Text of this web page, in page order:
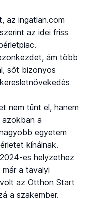
az ingatlan.com
az idei friss
ám több
sőt bizonyos
nem tűnt el, hanem
azokban a
egyetem
kínálnak.
es helyzethez
a tavalyi
az Otthon Start
a szakember.